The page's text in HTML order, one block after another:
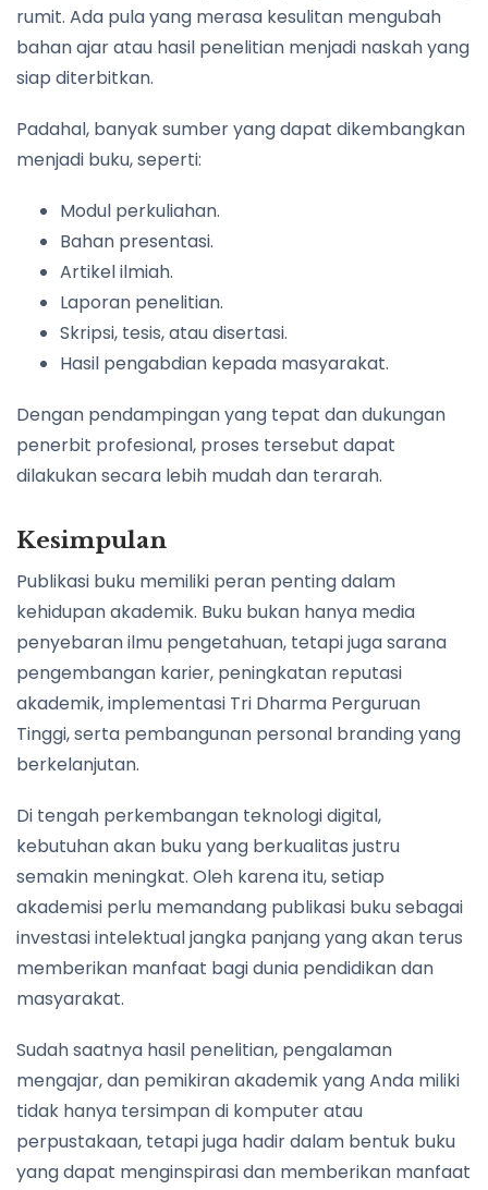
rumit. Ada pula yang merasa kesulitan mengubah
bahan ajar atau hasil penelitian menjadi naskah yang
siap diterbitkan.
Padahal, banyak sumber yang dapat dikembangkan
menjadi buku, seperti:
Modul perkuliahan.
Bahan presentasi.
Artikel ilmiah.
Laporan penelitian.
Skripsi, tesis, atau disertasi.
Hasil pengabdian kepada masyarakat.
Dengan pendampingan yang tepat dan dukungan
penerbit profesional, proses tersebut dapat
dilakukan secara lebih mudah dan terarah.
Kesimpulan
Publikasi buku memiliki peran penting dalam
kehidupan akademik. Buku bukan hanya media
penyebaran ilmu pengetahuan, tetapi juga sarana
pengembangan karier, peningkatan reputasi
akademik, implementasi Tri Dharma Perguruan
Tinggi, serta pembangunan personal branding yang
berkelanjutan.
Di tengah perkembangan teknologi digital,
kebutuhan akan buku yang berkualitas justru
semakin meningkat. Oleh karena itu, setiap
akademisi perlu memandang publikasi buku sebagai
investasi intelektual jangka panjang yang akan terus
memberikan manfaat bagi dunia pendidikan dan
masyarakat.
Sudah saatnya hasil penelitian, pengalaman
mengajar, dan pemikiran akademik yang Anda miliki
tidak hanya tersimpan di komputer atau
perpustakaan, tetapi juga hadir dalam bentuk buku
yang dapat menginspirasi dan memberikan manfaat